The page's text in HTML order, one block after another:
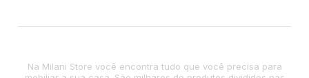
Na Milani Store você encontra tudo que você precisa para